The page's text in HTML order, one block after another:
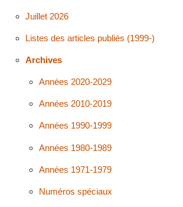
Juillet 2026
Listes des articles publiés (1999-)
Archives
Années 2020-2029
Années 2010-2019
Années 1990-1999
Années 1980-1989
Années 1971-1979
Numéros spéciaux